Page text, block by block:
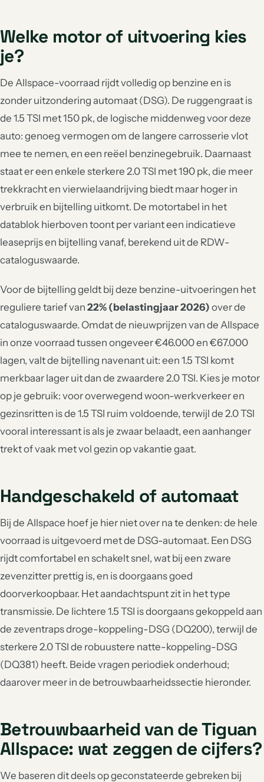
Welke motor of uitvoering kies
je?
De Allspace-voorraad rijdt volledig op benzine en is
zonder uitzondering automaat (DSG). De ruggengraat is
de 1.5 TSI met 150 pk, de logische middenweg voor deze
auto: genoeg vermogen om de langere carrosserie vlot
mee te nemen, en een reëel benzinegebruik. Daarnaast
staat er een enkele sterkere 2.0 TSI met 190 pk, die meer
trekkracht en vierwielaandrijving biedt maar hoger in
verbruik en bijtelling uitkomt. De motortabel in het
datablok hierboven toont per variant een indicatieve
leaseprijs en bijtelling vanaf, berekend uit de RDW-
cataloguswaarde.
Voor de bijtelling geldt bij deze benzine-uitvoeringen het
reguliere tarief van 22% (belastingjaar 2026) over de
cataloguswaarde. Omdat de nieuwprijzen van de Allspace
in onze voorraad tussen ongeveer €46.000 en €67.000
lagen, valt de bijtelling navenant uit: een 1.5 TSI komt
merkbaar lager uit dan de zwaardere 2.0 TSI. Kies je motor
op je gebruik: voor overwegend woon-werkverkeer en
gezinsritten is de 1.5 TSI ruim voldoende, terwijl de 2.0 TSI
vooral interessant is als je zwaar belaadt, een aanhanger
trekt of vaak met vol gezin op vakantie gaat.
Handgeschakeld of automaat
Bij de Allspace hoef je hier niet over na te denken: de hele
voorraad is uitgevoerd met de DSG-automaat. Een DSG
rijdt comfortabel en schakelt snel, wat bij een zware
zevenzitter prettig is, en is doorgaans goed
doorverkoopbaar. Het aandachtspunt zit in het type
transmissie. De lichtere 1.5 TSI is doorgaans gekoppeld aan
de zeventraps droge-koppeling-DSG (DQ200), terwijl de
sterkere 2.0 TSI de robuustere natte-koppeling-DSG
(DQ381) heeft. Beide vragen periodiek onderhoud;
daarover meer in de betrouwbaarheidssectie hieronder.
Betrouwbaarheid van de Tiguan
Allspace: wat zeggen de cijfers?
We baseren dit deels op geconstateerde gebreken bij